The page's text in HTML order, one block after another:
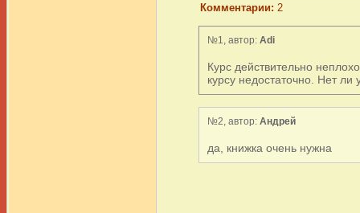
Комментарии: 2
№1, автор: Adi
Курс действительно
курсу недостаточно. Нет ли
№2, автор: Андрей
да, книжка очень нужна